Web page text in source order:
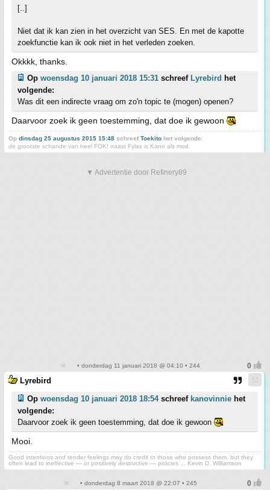
[..]
Niet dat ik kan zien in het overzicht van SES. En met de kapotte
zoekfunctie kan ik ook niet in het verleden zoeken.
Okkkk, thanks.
Op woensdag 10 januari 2018 15:31 schreef Lyrebird het
volgende:
Was dit een indirecte vraag om zo'n topic te (mogen) openen?
Daarvoor zoek ik geen toestemming, dat doe ik gewoon
Op dinsdag 25 augustus 2015 15:48 schreefToekito het volgende:
de grootste schande van heel FOK! naast Fylax is Kano als mod.
▼ Advertentie door Refinery89
• donderdag 11 januari 2018 @ 04:10 • 244
Lyrebird
Op woensdag 10 januari 2018 18:54schreef kanovinnie het
volgende:
Daarvoor zoek ik geen toestemming, dat doe ik gewoon
Mooi.
Good intentions and tender feelings may do credit to those who possess them, but they
often lead to ineffective — or positively destructive — policies ... Kevin D. Williamson
• donderdag 8 maart 2018 @ 22:07 • 245